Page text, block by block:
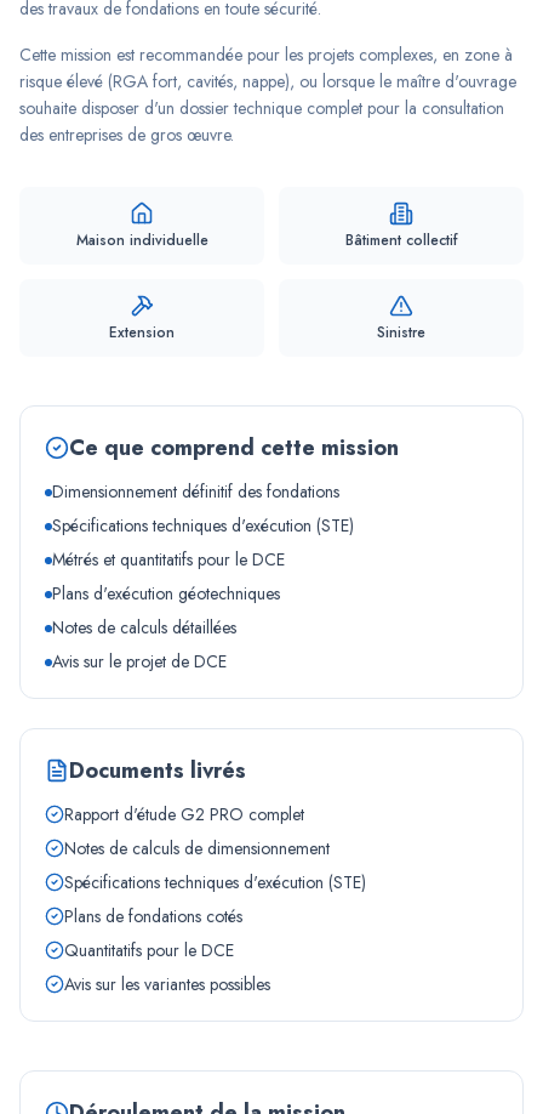
des travaux de fondations en toute sécurité.
Cette mission est recommandée pour les projets complexes, en zone à
risque élevé (RGA fort, cavités, nappe), ou lorsque le maître d'ouvrage
souhaite disposer d'un dossier technique complet pour la consultation
des entreprises de gros œuvre.
Maison individuelle Bâtiment collectif
Extension Sinistre
Ce que comprend cette mission
Dimensionnement définitif des fondations
Spécifications techniques d'exécution (STE)
Métrés et quantitatifs pour le DCE
Plans d'exécution géotechniques
Notes de calculs détaillées
Avis sur le projet de DCE
Documents livrés
Rapport d'étude G2 PRO complet
Notes de calculs de dimensionnement
Spécifications techniques d'exécution (STE)
Plans de fondations cotés
Quantitatifs pour le DCE
Avis sur les variantes possibles